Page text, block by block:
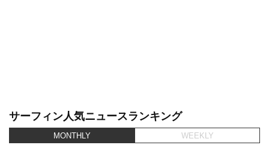
サーフィン人気ニュースランキング
MONTHLY WEEKLY